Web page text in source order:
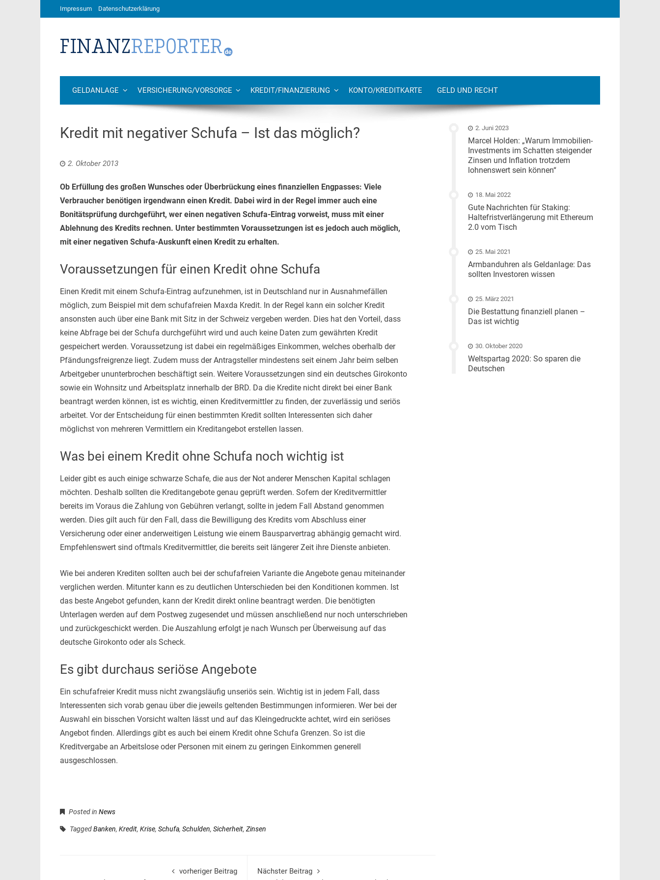
Impressum Datenschutzerklärung
GELDANLAGE VERSICHERUNG/VORSORGE KREDIT/FINANZIERUNG KONTO/KREDITKARTE GELD UND RECHT
Kredit mit negativer Schufa – Ist das möglich?
2. Oktober 2013
Ob Erfüllung des großen Wunsches oder Überbrückung eines finanziellen Engpasses: Viele
Verbraucher benötigen irgendwann einen Kredit. Dabei wird in der Regel immer auch eine
Bonitätsprüfung durchgeführt, wer einen negativen Schufa-Eintrag vorweist, muss mit einer
Ablehnung des Kredits rechnen. Unter bestimmten Voraussetzungen ist es jedoch auch möglich,
mit einer negativen Schufa-Auskunft einen Kredit zu erhalten.
Voraussetzungen für einen Kredit ohne Schufa
Einen Kredit mit einem Schufa-Eintrag aufzunehmen, ist in Deutschland nur in Ausnahmefällen
möglich, zum Beispiel mit dem schufafreien Maxda Kredit. In der Regel kann ein solcher Kredit
ansonsten auch über eine Bank mit Sitz in der Schweiz vergeben werden. Dies hat den Vorteil, dass
keine Abfrage bei der Schufa durchgeführt wird und auch keine Daten zum gewährten Kredit
gespeichert werden. Voraussetzung ist dabei ein regelmäßiges Einkommen, welches oberhalb der
Pfändungsfreigrenze liegt. Zudem muss der Antragsteller mindestens seit einem Jahr beim selben
Arbeitgeber ununterbrochen beschäftigt sein. Weitere Voraussetzungen sind ein deutsches Girokonto
sowie ein Wohnsitz und Arbeitsplatz innerhalb der BRD. Da die Kredite nicht direkt bei einer Bank
beantragt werden können, ist es wichtig, einen Kreditvermittler zu finden, der zuverlässig und seriös
arbeitet. Vor der Entscheidung für einen bestimmten Kredit sollten Interessenten sich daher
möglichst von mehreren Vermittlern ein Kreditangebot erstellen lassen.
Was bei einem Kredit ohne Schufa noch wichtig ist
Leider gibt es auch einige schwarze Schafe, die aus der Not anderer Menschen Kapital schlagen
möchten. Deshalb sollten die Kreditangebote genau geprüft werden. Sofern der Kreditvermittler
bereits im Voraus die Zahlung von Gebühren verlangt, sollte in jedem Fall Abstand genommen
werden. Dies gilt auch für den Fall, dass die Bewilligung des Kredits vom Abschluss einer
Versicherung oder einer anderweitigen Leistung wie einem Bausparvertrag abhängig gemacht wird.
Empfehlenswert sind oftmals Kreditvermittler, die bereits seit längerer Zeit ihre Dienste anbieten.
Wie bei anderen Krediten sollten auch bei der schufafreien Variante die Angebote genau miteinander
verglichen werden. Mitunter kann es zu deutlichen Unterschieden bei den Konditionen kommen. Ist
das beste Angebot gefunden, kann der Kredit direkt online beantragt werden. Die benötigten
Unterlagen werden auf dem Postweg zugesendet und müssen anschließend nur noch unterschrieben
und zurückgeschickt werden. Die Auszahlung erfolgt je nach Wunsch per Überweisung auf das
deutsche Girokonto oder als Scheck.
Es gibt durchaus seriöse Angebote
Ein schufafreier Kredit muss nicht zwangsläufig unseriös sein. Wichtig ist in jedem Fall, dass
Interessenten sich vorab genau über die jeweils geltenden Bestimmungen informieren. Wer bei der
Auswahl ein bisschen Vorsicht walten lässt und auf das Kleingedruckte achtet, wird ein seriöses
Angebot finden. Allerdings gibt es auch bei einem Kredit ohne Schufa Grenzen. So ist die
Kreditvergabe an Arbeitslose oder Personen mit einem zu geringen Einkommen generell
ausgeschlossen.
Posted in News
TaggedBanken, Kredit, Krise, Schufa, Schulden, Sicherheit, Zinsen
vorheriger Beitrag
Nächster Beitrag
2. Juni 2023
Marcel Holden: „Warum Immobilien-
Investments im Schatten steigender
Zinsen und Inflation trotzdem
lohnenswert sein können“
18. Mai 2022
Gute Nachrichten für Staking:
Haltefristverlängerung mit Ethereum
2.0 vom Tisch
25. Mai 2021
Armbanduhren als Geldanlage: Das
sollten Investoren wissen
25. März 2021
Die Bestattung finanziell planen –
Das ist wichtig
30. Oktober 2020
Weltspartag 2020: So sparen die
Deutschen